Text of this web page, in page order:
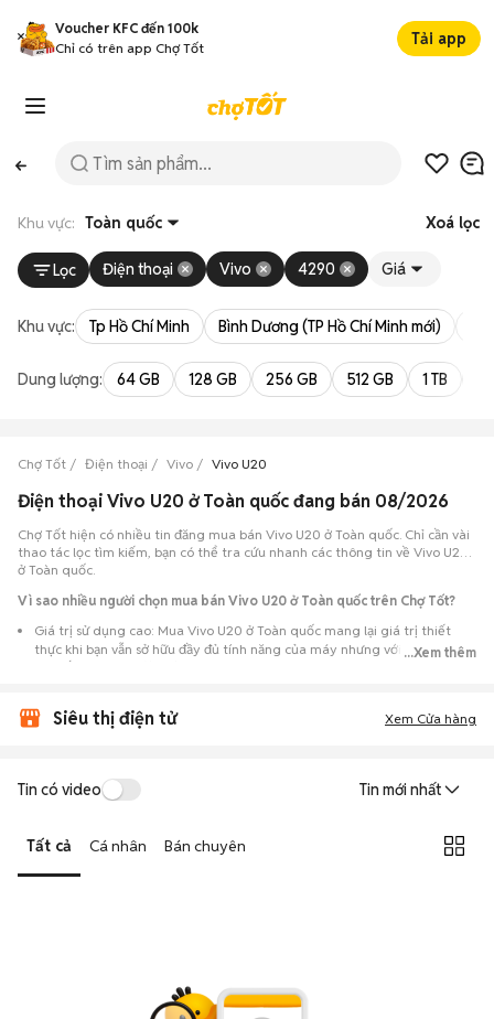
Voucher KFC đến 100k
Chỉ có trên app Chợ Tốt
Tải app
Khu vực: Toàn quốc Xoá lọc
Lọc Điện thoại Vivo 4290 Giá
Khu vực: Tp Hồ Chí Minh Bình Dương (TP Hồ Chí Minh mới)
Dung lượng: 64 GB 128 GB 256 GB 512 GB 1 TB
Chợ Tốt Điện thoại Vivo Vivo U20
Điện thoại Vivo U20 ở Toàn quốc đang bán 08/2026
Chợ Tốt hiện có nhiều tin đăng mua bán Vivo U20 ở Toàn quốc. Chỉ cần vài
thao tác lọc tìm kiếm, bạn có thể tra cứu nhanh các thông tin về Vivo U20
ở Toàn quốc.
Vì sao nhiều người chọn mua bán Vivo U20 ở Toàn quốc trên Chợ Tốt?
Giá trị sử dụng cao: Mua Vivo U20 ở Toàn quốc mang lại giá trị thiết
thực khi bạn vẫn sở hữu đầy đủ tính năng của máy nhưng với chi phí đầu
tư thấp hơn máy đập hộp.
Toàn quốc, đáp ứng từ nhu cầu cần máy đẹp keng đến máy chỉ cần hoạt
động ổn định.
thận, test loa, camera, wifi... để đảm bảo máy không có lỗi phát sinh.
hai bên trao đổi giá cả linh hoạt và có thể chốt giao dịch ngay trong
ngày.
...Xem thêm
Siêu thị điện tử Xem Cửa hàng
Tin có video Tin mới nhất
Tất cả Cá nhân Bán chuyên